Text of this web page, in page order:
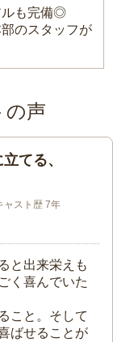
ルも完備◎
のスタッフが
の声
てる、
ャスト歴 7年
と出来栄えも
く喜んでいた
こと。そして
ばせることが